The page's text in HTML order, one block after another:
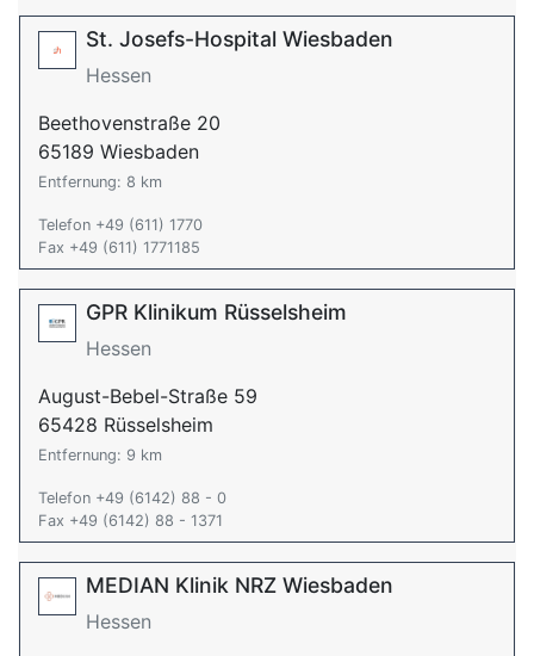
St. Josefs-Hospital Wiesbaden
Hessen
Beethovenstraße 20
65189 Wiesbaden
Entfernung: 8 km
Telefon +49 (611) 1770
Fax +49 (611) 1771185
GPR Klinikum Rüsselsheim
Hessen
August-Bebel-Straße 59
65428 Rüsselsheim
Entfernung: 9 km
Telefon +49 (6142) 88 - 0
Fax +49 (6142) 88 - 1371
MEDIAN Klinik NRZ Wiesbaden
Hessen